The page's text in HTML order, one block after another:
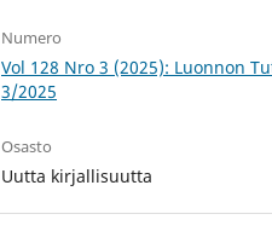
Numero
Vol 128 Nro 3 (2025): Luonnon
3/2025
Osasto
Uutta kirjallisuutta